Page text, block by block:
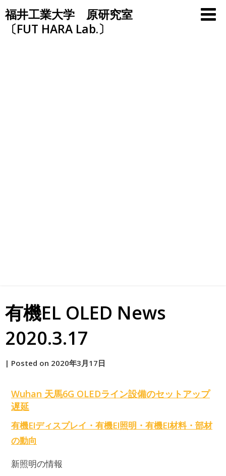
Skip
to
content
福井工業大学 原研究室
〔FUT HARA Lab.〕
有機EL OLED News
2020.3.17
by
| Posted on 2020年3月17日
Wuhan 天馬6G OLEDライン設備のセットアップ
遅延
有機Elディスプレイ・有機El照明・有機El材料・部材
の動向
新照明の情報